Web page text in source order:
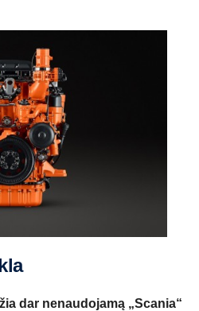
dar nenaudojamą „Scania“